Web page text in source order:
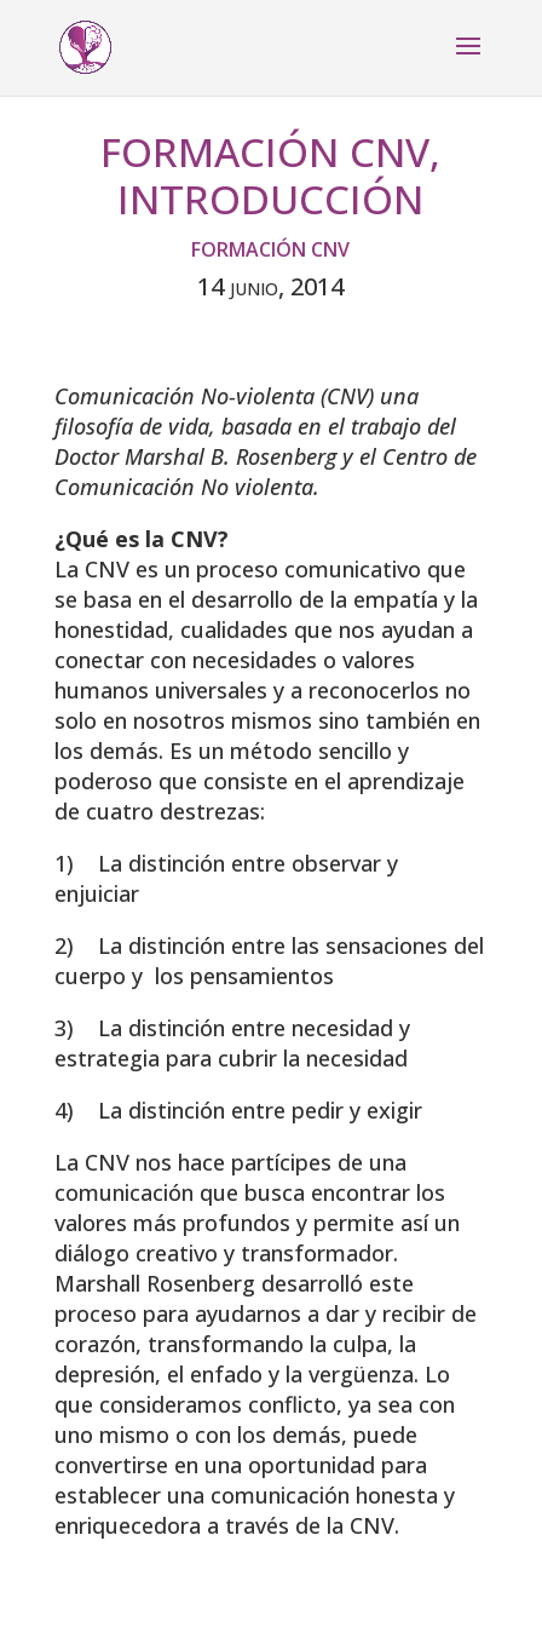
FORMACIÓN CNV,
INTRODUCCIÓN
FORMACIÓN CNV
14 junio, 2014
Comunicación No-violenta (CNV) una
filosofía de vida, basada en el trabajo del
Doctor Marshal B. Rosenberg y el Centro de
Comunicación No violenta.
¿Qué es la CNV?
La CNV es un proceso comunicativo que
se basa en el desarrollo de la empatía y la
honestidad, cualidades que nos ayudan a
conectar con necesidades o valores
humanos universales y a reconocerlos no
solo en nosotros mismos sino también en
los demás. Es un método sencillo y
poderoso que consiste en el aprendizaje
de cuatro destrezas:
1) La distinción entre observar y
enjuiciar
2) La distinción entre las sensaciones del
cuerpo y los pensamientos
3) La distinción entre necesidad y
estrategia para cubrir la necesidad
4) La distinción entre pedir y exigir
La CNV nos hace partícipes de una
comunicación que busca encontrar los
valores más profundos y permite así un
diálogo creativo y transformador.
Marshall Rosenberg desarrolló este
proceso para ayudarnos a dar y recibir de
corazón, transformando la culpa, la
depresión, el enfado y la vergüenza. Lo
que consideramos conflicto, ya sea con
uno mismo o con los demás, puede
convertirse en una oportunidad para
establecer una comunicación honesta y
enriquecedora a través de la CNV.